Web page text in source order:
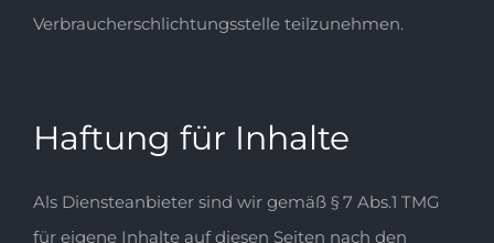
Verbraucherschlichtungsstelle teilzunehmen.
Haftung für Inhalte
Als Diensteanbieter sind wir gemäß § 7 Abs.1 TMG
für eigene Inhalte auf diesen Seiten nach den